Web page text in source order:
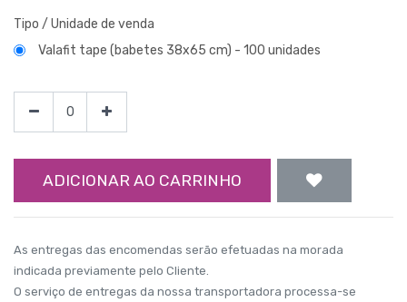
Tipo / Unidade de venda
Valafit tape (babetes 38x65 cm) - 100 unidades
ADICIONAR AO CARRINHO
As entregas das encomendas serão efetuadas na morada
indicada previamente pelo Cliente.
O serviço de entregas da nossa transportadora processa-se